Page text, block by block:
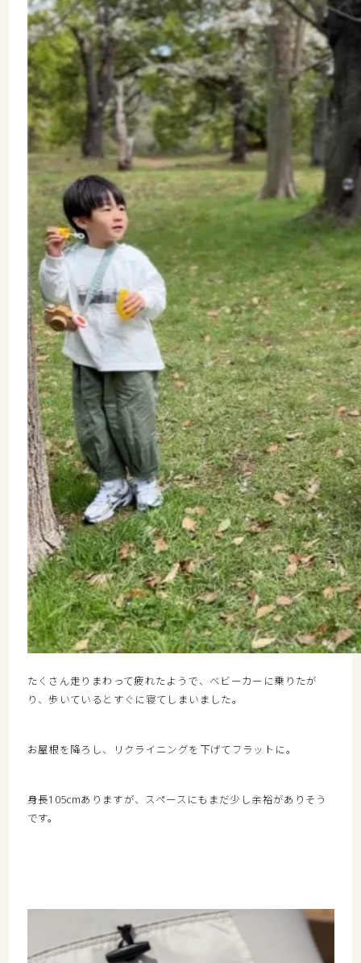
たくさん走りまわって疲れたようで、ベビーカーに乗りたが
り、歩いているとすぐに寝てしまいました。
お屋根を降ろし、リクライニングを下げてフラットに。
身長105cmありますが、スペースにもまだ少し余裕がありそう
です。
プ